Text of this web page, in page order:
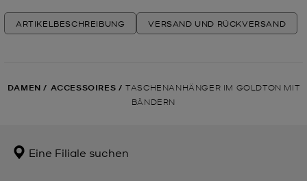
ARTIKELBESCHREIBUNG VERSAND UND RÜCKVERSAND
DAMEN / ACCESSOIRES / TASCHENANHÄNGER IM GOLDTON MIT
BÄNDERN
Eine Filiale suchen